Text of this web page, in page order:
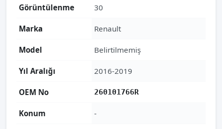
Görüntülenme 30
Marka Renault
Model Belirtilmemiş
Yıl Aralığı 2016-2019
OEM No 260101766R
Konum -